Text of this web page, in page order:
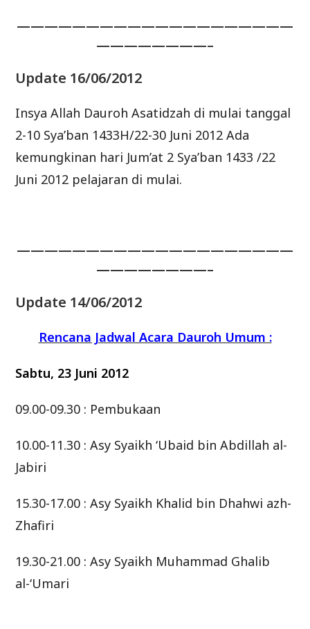
————————————————————
————————–
Update 16/06/2012
Insya Allah Dauroh Asatidzah di mulai tanggal
2-10 Sya’ban 1433H/22-30 Juni 2012 Ada
kemungkinan hari Jum’at 2 Sya’ban 1433 /22
Juni 2012 pelajaran di mulai.
————————————————————
————————–
Update 14/06/2012
Rencana Jadwal Acara Dauroh Umum :
Sabtu, 23 Juni 2012
09.00-09.30 : Pembukaan
10.00-11.30 : Asy Syaikh ‘Ubaid bin Abdillah al-
Jabiri
15.30-17.00 : Asy Syaikh Khalid bin Dhahwi azh-
Zhafiri
19.30-21.00 : Asy Syaikh Muhammad Ghalib
al-‘Umari